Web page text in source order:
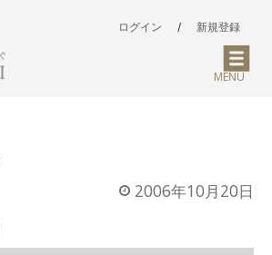
ログイン / 新規登録
MENU
2006年10月20日